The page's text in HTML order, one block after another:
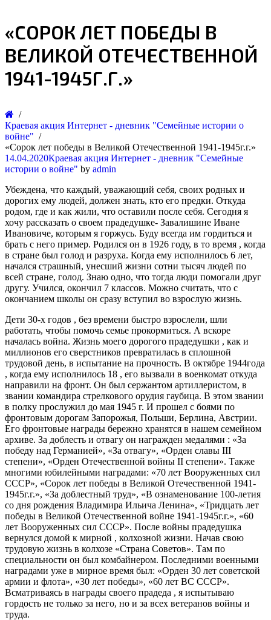
«СОРОК ЛЕТ ПОБЕДЫ В
ВЕЛИКОЙ ОТЕЧЕСТВЕННОЙ
1941-1945Г.Г.»
Краевая акция Интернет - дневник "Семейные истории о
войне"
«Сорок лет победы в Великой Отечественной 1941-1945г.г.»
14.04.2020Краевая акция Интернет - дневник "Семейные
истории о войне" by admin
Убеждена, что каждый, уважающий себя, своих родных и
дорогих ему людей, должен знать, кто его предки. Откуда
родом, где и как жили, что оставили после себя. Сегодня я
хочу рассказать о своем прадедушке- Завалишине Иване
Ивановиче, которым я горжусь. Буду всегда им гордиться и
брать с него пример. Родился он в 1926 году, в то время , когда
в стране был голод и разруха. Когда ему исполнилось 6 лет,
начался страшный, унесший жизни сотни тысяч людей по
всей стране, голод. Знаю одно, что тогда люди помогали друг
другу. Учился, окончил 7 классов. Можно считать, что с
окончанием школы он сразу вступил во взрослую жизнь.
Дети 30-х годов , без времени быстро взрослели, шли
работать, чтобы помочь семье прокормиться. А вскоре
началась война. Жизнь моего дорогого прадедушки , как и
миллионов его сверстников превратилась в сплошной
трудовой день, в испытание на прочность. В октябре 1944года
, когда ему исполнилось 18 , его вызвали в военкомат откуда
направили на фронт. Он был сержантом артиллеристом, в
звании командира стрелкового орудия гаубица. В этом звании
в полку прослужил до мая 1945 г. И прошел с боями по
фронтовым дорогам Запорожья, Польши, Берлина, Австрии.
Его фронтовые награды бережно хранятся в нашем семейном
архиве. За доблесть и отвагу он награжден медалями : «За
победу над Германией», «За отвагу», «Орден славы III
степени», «Орден Отечественной войны II степени». Также
многими юбилейными наградами: «70 лет Вооруженных сил
СССР», «Сорок лет победы в Великой Отечественной 1941-
1945г.г.», «За доблестный труд», «В ознаменование 100-летия
со дня рождения Владимира Ильича Ленина», «Тридцать лет
победы в Великой Отечественной войне 1941-1945г.г.», «60
лет Вооруженных сил СССР». После войны прадедушка
вернулся домой к мирной , колхозной жизни. Начав свою
трудовую жизнь в колхозе «Страна Советов». Там по
специальности он был комбайнером. Последними военными
наградами уже в мирное время был: «Орден 30 лет советской
армии и флота», «30 лет победы», «60 лет ВС СССР».
Всматриваясь в награды своего прадеда , я испытываю
гордость не только за него, но и за всех ветеранов войны и
труда.